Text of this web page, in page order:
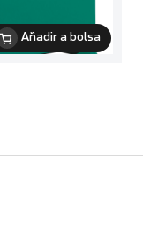
Añadir a bolsa